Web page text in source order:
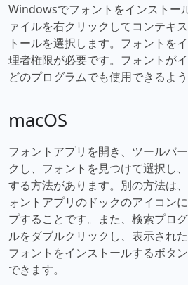
Windowsでフォントをインストー
ァイルを右クリックしてコンテキ
トールを選択します。フォントを
理者権限が必要です。フォントが
どのプログラムでも使用できるよう
macOS
フォントアプリを開き、ツールバ
クし、フォントを見つけて選択し
する方法があります。別の方法は
ォントアプリのドックのアイコン
プすることです。また、検索プロ
ルをダブルクリックし、表示され
フォントをインストールするボタ
できます。